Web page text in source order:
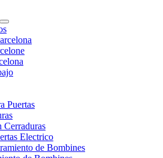
Puertas
Cerraduras
Electrico
de Bombines